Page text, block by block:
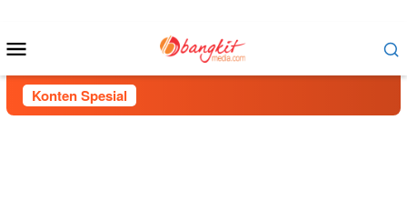
Mobile
Konten Spesial